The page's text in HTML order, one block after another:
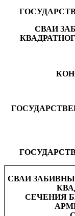
СВАИ
СВАИ
СЕЧЕНИЯ